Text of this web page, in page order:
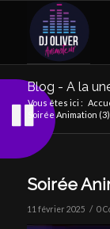
Blog - A la
Vous êtes ici :
Soirée Animation (3)
Soirée
11 février 2025 / 0